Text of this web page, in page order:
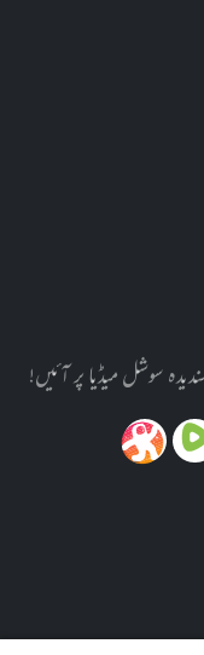
سوشل میڈیا پر آئیں!